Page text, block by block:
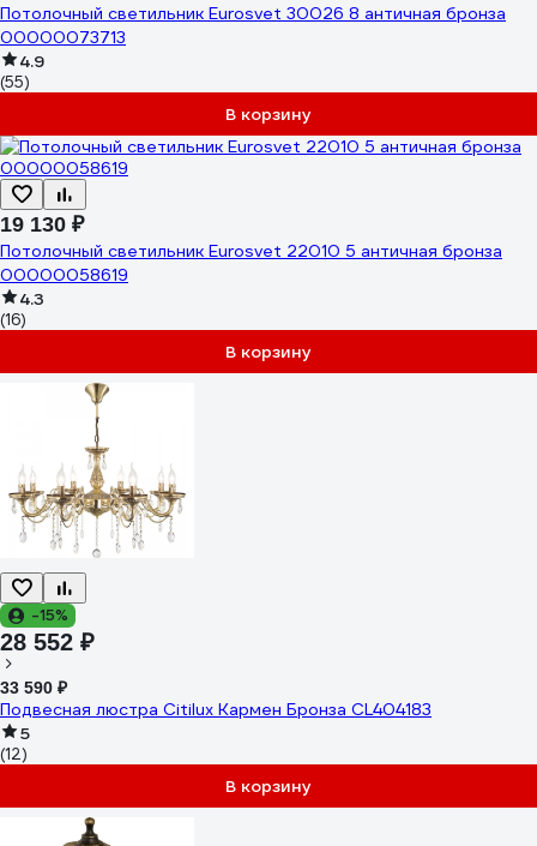
Потолочный светильник Eurosvet 30026 8 античная бронза
00000073713
4.9
(55)
В корзину
19 130 ₽
Потолочный светильник Eurosvet 22010 5 античная бронза
00000058619
4.3
(16)
В корзину
-15%
28 552 ₽
33 590 ₽
Подвесная люстра Citilux Кармен Бронза CL404183
5
(12)
В корзину